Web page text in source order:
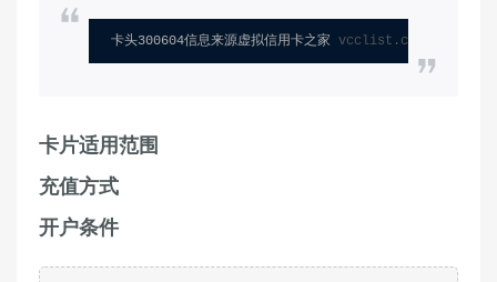
卡头300604信息来源虚拟信用卡之家 vcclist.com
卡片适用范围
充值方式
开户条件